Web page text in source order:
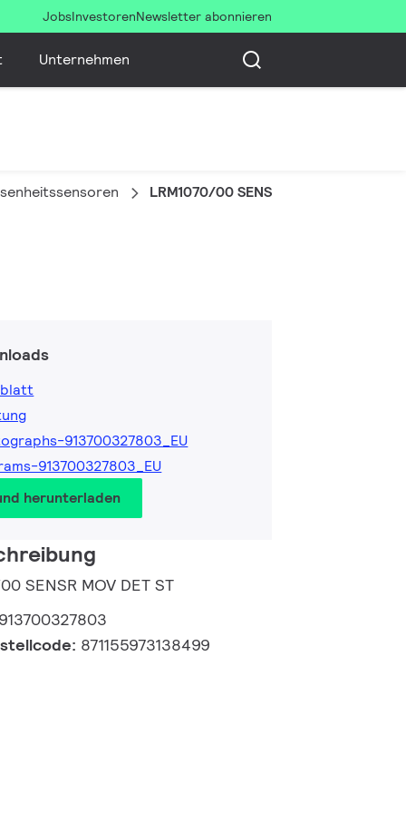
JobsInvestorenNewsletter abonnieren
Unternehmen
LRM1070/00 SENSR MOV DET ST
913700327803_EU
913700327803_EU
herunterladen
SENSR MOV DET ST
913700327803
871155973138499